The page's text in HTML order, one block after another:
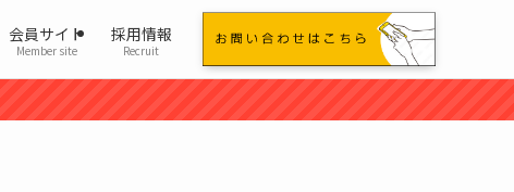
会員サイト
Member site
採用情報
Recruit